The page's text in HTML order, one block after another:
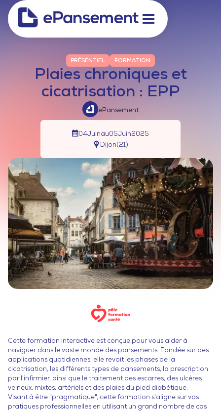
PRÉSENTIEL FORMATION
Plaies chroniques et
cicatrisation : EPP
ePansement
04Juinau05Juin2025
Dijon(21)
Cette formation interactive est conçue pour vous aider à
naviguer dans le vaste monde des pansements. Fondée sur des
applications quotidiennes, elle revoit les phases de la
cicatrisation, les différents types de pansements, la prescription
par l'infirmier, ainsi que le traitement des escarres, des ulcères
veineux, mixtes, artériels et des plaies du pied diabétique.
Visant à être "pragmatique", cette formation s'aligne sur vos
pratiques professionnelles en utilisant un grand nombre de cas